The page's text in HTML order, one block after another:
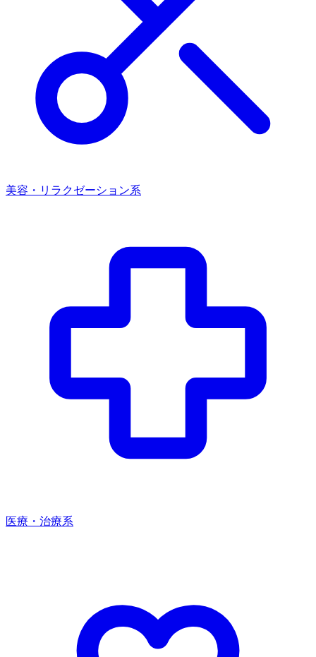
美容・リラクゼーション系
医療・治療系